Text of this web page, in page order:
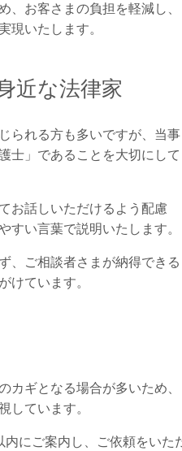
、お客さまの負担を軽減し、
現いたします。
近な法律家
られる方も多いですが、当事
士」であることを大切にして
お話しいただけるよう配慮
すい言葉で説明いたします。
、ご相談者さまが納得できる
けています。
カギとなる場合が多いため、
しています。
内にご案内し、ご依頼をいた